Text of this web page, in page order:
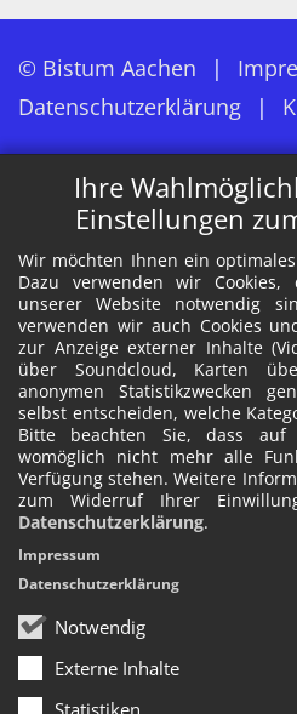
Ihre
Einstellungen
Wir möchten Ihnen ein
Dazu verwenden wir
unserer Website notwendig
verwenden wir auch Cookies
zur Anzeige externer Inhalte
über Soundcloud, Karten
anonymen Statistikzwecken
selbst entscheiden, welche
Bitte beachten Sie, dass auf
womöglich nicht mehr alle
Verfügung stehen. Weitere
zum Widerruf Ihrer
Datenschutzerklärung.
Notwendig
Externe Inhalte
Impressum
Datenschutzerklärung
© Bistum Aachen
Datenschutzerklärung